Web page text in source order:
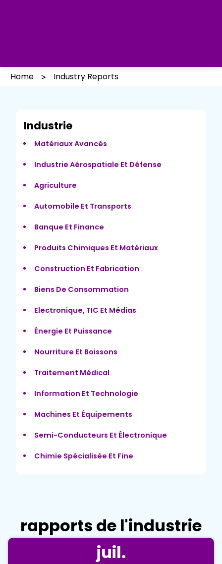
Home Industry Reports
Industrie
Matériaux Avancés
Industrie Aérospatiale Et Défense
Agriculture
Automobile Et Transports
Banque Et Finance
Produits Chimiques Et Matériaux
Construction Et Fabrication
Biens De Consommation
Electronique, TIC Et Médias
Énergie Et Puissance
Nourriture Et Boissons
Traitement Médical
Information Et Technologie
Machines Et Équipements
Semi-Conducteurs Et Électronique
Chimie Spécialisée Et Fine
rapports de l'industrie
juil.